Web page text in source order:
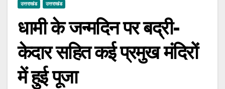
उत्तराखंड उत्तराखंड
धामी के जन्मदिन पर बद्री-
केदार सहित कई प्रमुख मंदिरों
में हुई पूजा